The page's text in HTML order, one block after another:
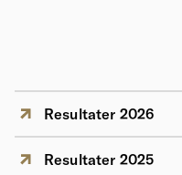
Resultater 2026
Resultater 2025